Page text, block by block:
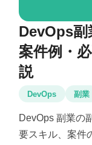
DevOps副
案件例・
説
DevOps 副業
DevOps 副業の
要スキル、案件